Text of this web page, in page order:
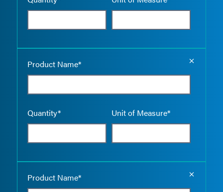
Product Name*
Quantity* Unit of Measure*
Product Name*